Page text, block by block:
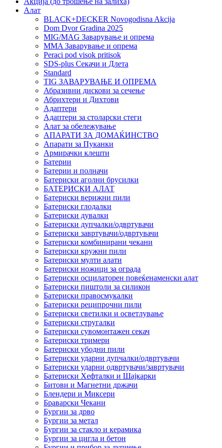
Алат
BLACK+DECKER Novogodisna Akcija
Dom Dvor Gradina 2025
MIG/MAG Заварување и опрема
MMA Заварување и опрема
Peraci pod visok pritisok
SDS-plus Секачи и Длета
Standard
TIG ЗАВАРУВАЊЕ И ОПРЕМА
Абразивни дискови за сечење
Абрихтери и Дихтови
Адаптери
Адаптери за столарски стеги
Алат за обележување
АПАРАТИ ЗА ДОМАЌИНСТВО
Апарати за Пуканки
Армирачки клешти
Батерии
Батерии и полначи
Батериски аголни брусилки
БАТЕРИСКИ АЛАТ
Батериски верижни пили
Батериски глодалки
Батериски дувалки
Батериски дупчалки/одвртувачи
Батериски завртувачи/одвртувачи
Батериски комбинирани чекани
Батериски кружни пили
Батериски мулти алати
Батериски ножици за ограда
Батериски осцилаторен повеќенаменски алат
Батериски пиштоли за силикон
Батериски правосмукалки
Батериски реципрочни пили
Батериски светилки и осветлување
Батериски стругалки
Батериски сувомонтажен секач
Батериски тримери
Батериски убодни пили
Батериски ударни дупчалки/одвртувачи
Батериски ударни одвртувачи/завртувачи
Батериски Хефталки и Шајкарки
Битови и Магнетни држачи
Блендери и Миксери
Браварски Чекани
Бургии за дрво
Бургии за метал
Бургии за стакло и керамика
Бургии за цигла и бетон